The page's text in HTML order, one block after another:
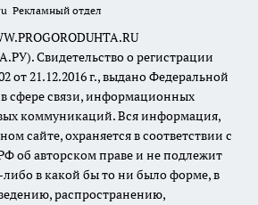
Рекламный отдел
Свидетельство о регистрации
21.12.2016 г., выдано Федеральной
сфере связи, информационных
коммуникаций. Вся информация,
сайте, охраняется в соответствии с
об авторском праве и не подлежит
в какой бы то ни было форме, в
распространению,